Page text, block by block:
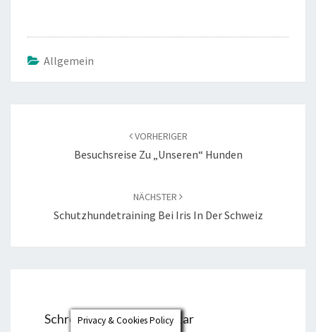
Allgemein
VORHERIGER
Besuchsreise Zu „unseren“ Hunden
NÄCHSTER
Schutzhundetraining Bei Iris In Der Schweiz
Schreibe einen Kommentar
Privacy & Cookies Policy